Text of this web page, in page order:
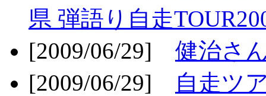
県 弾語り自走
[2009/06/29] 健治さ
[2009/06/29]
自走ツ